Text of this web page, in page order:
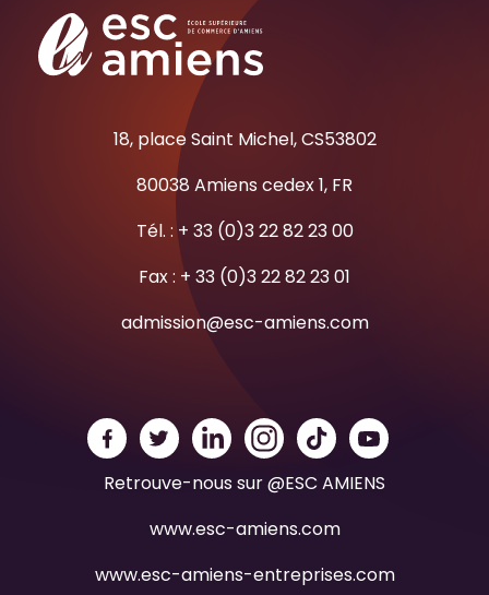
18, place Saint Michel, CS53802
80038 Amiens cedex 1, FR
Tél. : + 33 (0)3 22 82 23 00
Fax : + 33 (0)3 22 82 23 01
admission@esc-amiens.com
Retrouve-nous sur @ESC AMIENS
www.esc-amiens.com
www.esc-amiens-entreprises.com